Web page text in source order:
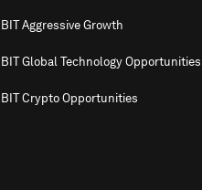
BIT Aggressive Growth
BIT Global Technology Opportunities
BIT Crypto Opportunities